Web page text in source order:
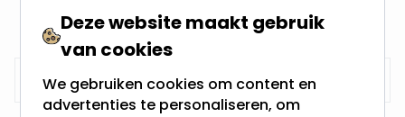
Deze website maakt gebruik
van cookies
We gebruiken cookies om content en
advertenties te personaliseren, om